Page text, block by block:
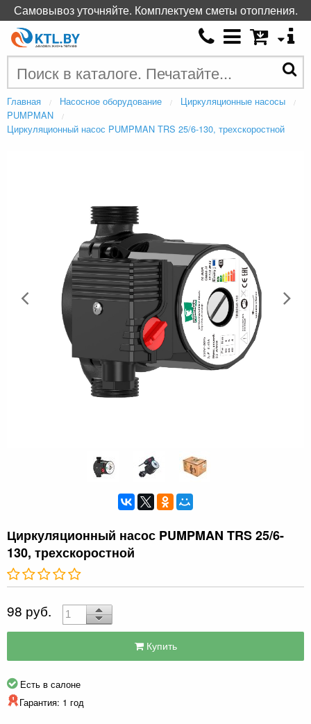
Главная Насосное оборудование
Циркуляционные насосы
PUMPMAN
Циркуляционный насос PUMPMAN TRS 25/6-130, трехскоростной
Циркуляционный насос PUMPMAN TRS 25/6-
130, трехскоростной
98 руб.
Купить
Есть в салоне
Гарантия: 1 год
Самовывоз уточняйте. Комплектуем сметы отопления.